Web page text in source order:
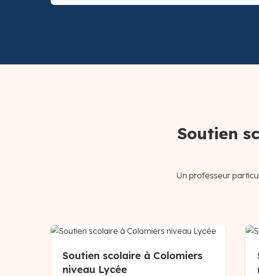
Soutien
Un professeur
Soutien scolaire à Colomiers
niveau Lycée